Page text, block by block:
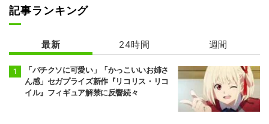
呪術廻戦 死滅回
游 前編
貴族転生 ～恵ま
れた生まれから
最強の力を得る
～
記事ランキング
最新 24時間 週間
「バチクソに可愛い」「かっこいいお姉さ
ん感」セガプライズ新作『リコリス・リコ
イル』フィギュア解禁に反響続々